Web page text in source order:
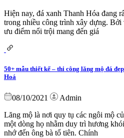
Hiện nay, đá xanh Thanh Hóa đang
trong nhiều công trình xây dựng. Bởi
ưu điểm nổi trội mang đến giá
50+ mẫu thiết kế – thi công lăng mộ đá
Hoá
08/10/2021
Admin
Lăng mộ là nơi quy tụ các ngôi mộ
một dòng họ nhằm duy trì hương
nhớ đến ông bà tổ tiên. Chính